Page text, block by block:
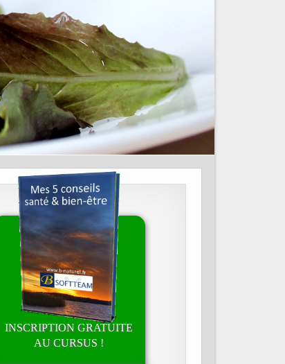
INSCRIPTION GRATUITE
AU CURSUS !